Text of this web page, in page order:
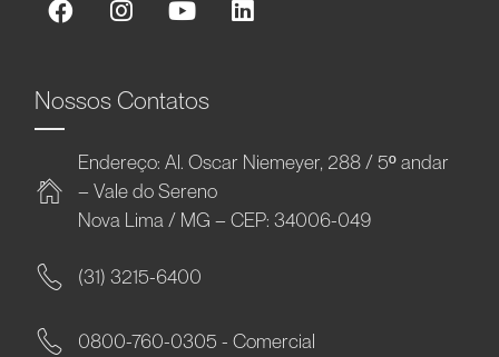
Nossos Contatos
Endereço: Al. Oscar Niemeyer, 288 / 5º andar
– Vale do Sereno
Nova Lima / MG – CEP: 34006-049
(31) 3215-6400
0800-760-0305 - Comercial